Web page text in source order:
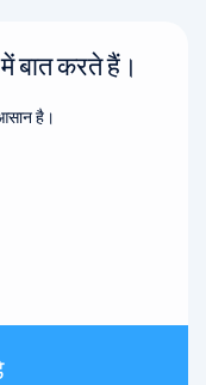
बात करते हैं।
है।